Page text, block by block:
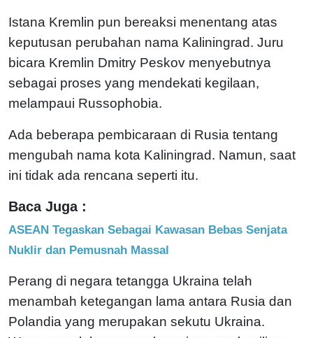
Istana Kremlin pun bereaksi menentang atas
keputusan perubahan nama Kaliningrad. Juru
bicara Kremlin Dmitry Peskov menyebutnya
sebagai proses yang mendekati kegilaan,
melampaui Russophobia.
Ada beberapa pembicaraan di Rusia tentang
mengubah nama kota Kaliningrad. Namun, saat
ini tidak ada rencana seperti itu.
Baca Juga :
ASEAN Tegaskan Sebagai Kawasan Bebas Senjata
Nuklir dan Pemusnah Massal
Perang di negara tetangga Ukraina telah
menambah ketegangan lama antara Rusia dan
Polandia yang merupakan sekutu Ukraina.